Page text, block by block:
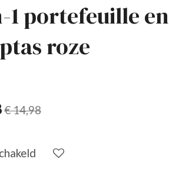
1 portefeuille en
roze
€ 14,98